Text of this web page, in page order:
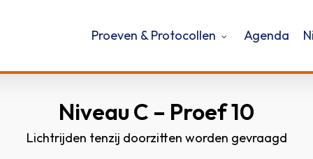
Proeven & Protocollen Agenda
Niveau C – Proef 10
Lichtrijden tenzij doorzitten worden gevraagd